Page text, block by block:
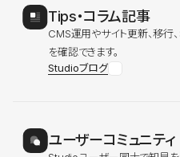
Tips・コラム記事
CMS運用やサイト更新、移行
を確認できます。
Studioブログ
ユーザーコミュニティ